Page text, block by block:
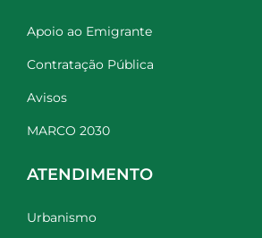
Apoio ao Emigrante
Contratação Pública
Avisos
MARCO 2030
ATENDIMENTO
Urbanismo